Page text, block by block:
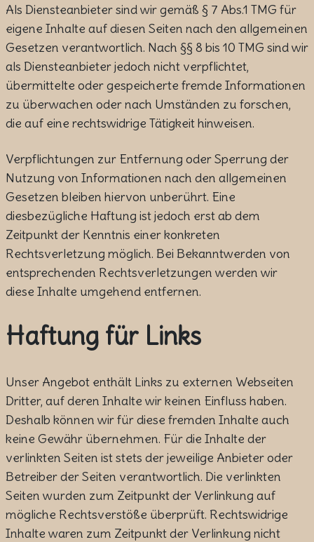
Als Diensteanbieter sind wir gemäß § 7 Abs.1 TMG für
eigene Inhalte auf diesen Seiten nach den allgemeinen
Gesetzen verantwortlich. Nach §§ 8 bis 10 TMG sind wir
als Diensteanbieter jedoch nicht verpflichtet,
übermittelte oder gespeicherte fremde Informationen
zu überwachen oder nach Umständen zu forschen,
die auf eine rechtswidrige Tätigkeit hinweisen.
Verpflichtungen zur Entfernung oder Sperrung der
Nutzung von Informationen nach den allgemeinen
Gesetzen bleiben hiervon unberührt. Eine
diesbezügliche Haftung ist jedoch erst ab dem
Zeitpunkt der Kenntnis einer konkreten
Rechtsverletzung möglich. Bei Bekanntwerden von
entsprechenden Rechtsverletzungen werden wir
diese Inhalte umgehend entfernen.
Haftung für Links
Unser Angebot enthält Links zu externen Webseiten
Dritter, auf deren Inhalte wir keinen Einfluss haben.
Deshalb können wir für diese fremden Inhalte auch
keine Gewähr übernehmen. Für die Inhalte der
verlinkten Seiten ist stets der jeweilige Anbieter oder
Betreiber der Seiten verantwortlich. Die verlinkten
Seiten wurden zum Zeitpunkt der Verlinkung auf
mögliche Rechtsverstöße überprüft. Rechtswidrige
Inhalte waren zum Zeitpunkt der Verlinkung nicht